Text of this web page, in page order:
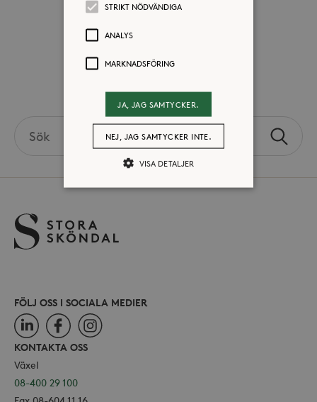
Jobba hos oss
Volontär hos Stora Sköndal
the
Sök
FÖLJ OSS I SOCIALA MEDIER
LinkedInFacebookInstagram
KONTAKTA OSS
Växel
08-400 29 100
STRIKT NÖDVÄNDIGA
ANALYS
MARKNADSFÖRING
JA, JAG SAMTYCKER.
NEJ, JAG SAMTYCKER INTE.
VISA DETALJER
användas ordentligt utan strikt
nödvändiga cookies.